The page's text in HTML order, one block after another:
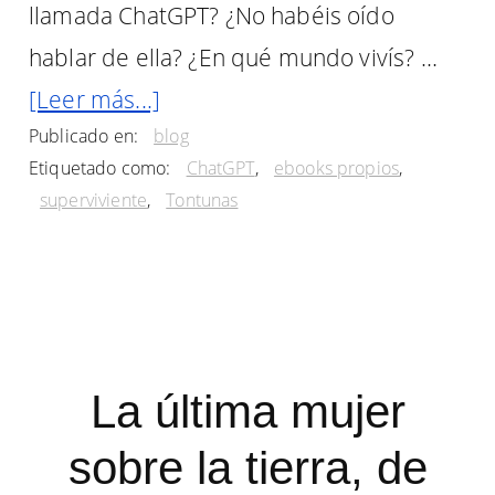
llamada ChatGPT? ¿No habéis oído
hablar de ella? ¿En qué mundo vivís? …
[Leer más...]
de
Pregunto
novela
«Supervivente»,
y
Publicado en:
blog
Etiquetado como:
ChatGPT, ebooks propios,
superviviente, Tontunas
La última mujer
sobre la tierra, de